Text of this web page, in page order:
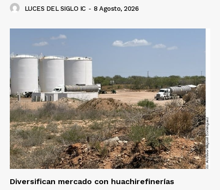
LUCES DEL SIGLO IC - 8 Agosto, 2026
Diversifican mercado con huachirefinerías